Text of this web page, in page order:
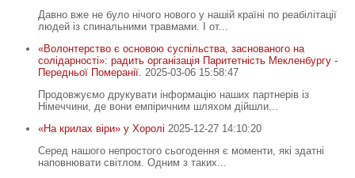
Давно вже не було нічого нового у нашій країні по реабілітації
людей із спинальними травмами. І от...
«Волонтерство є основою суспільства, заснованого на
солідарності»: радить організація Паритетність Мекленбургу -
Передньої Померанії. 2025-03-06 15:58:47
Продовжуємо друкувати інформацію наших партнерів із
Німеччини, де вони емпіричним шляхом дійшли...
«На крилах віри» у Хоролі 2025-12-27 14:10:20
Серед нашого непростого сьогодення є моменти, які здатні
наповнювати світлом. Одним з таких...